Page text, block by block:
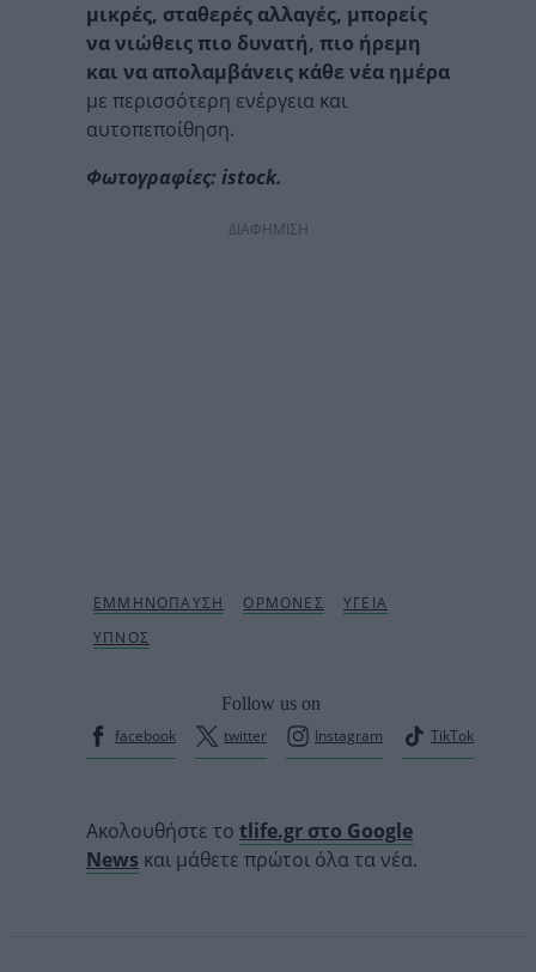
μικρές, σταθερές αλλαγές, μπορείς
να νιώθεις πιο δυνατή, πιο ήρεμη
και να απολαμβάνεις κάθε νέα ημέρα
με περισσότερη ενέργεια και
αυτοπεποίθηση.
Φωτογραφίες: istock.
ΔΙΑΦΗΜΙΣΗ
Follow us on
facebook
twitter Instagram TikTok
Ακολουθήστε το tlife.gr στο Google
News και μάθετε πρώτοι όλα τα νέα.